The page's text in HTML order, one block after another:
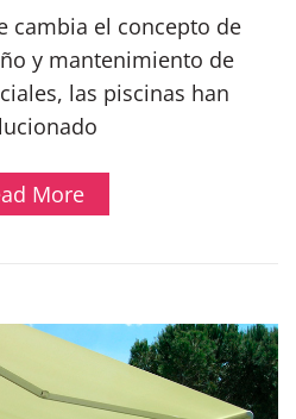
cambia el concepto de
y mantenimiento de
las piscinas han
More